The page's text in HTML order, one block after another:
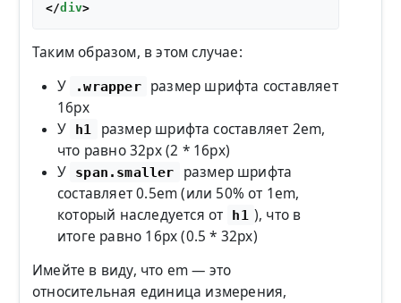
</div>
Таким образом, в этом случае:
У
.wrapper
размер шрифта составляет
16px
У
h1
размер шрифта составляет 2em,
что равно 32px (2 * 16px)
У
span.smaller
размер шрифта
составляет 0.5em (или 50% от 1em,
который наследуется от
h1 ), что в
итоге равно 16px (0.5 * 32px)
Имейте в виду, что em — это
относительная единица измерения,